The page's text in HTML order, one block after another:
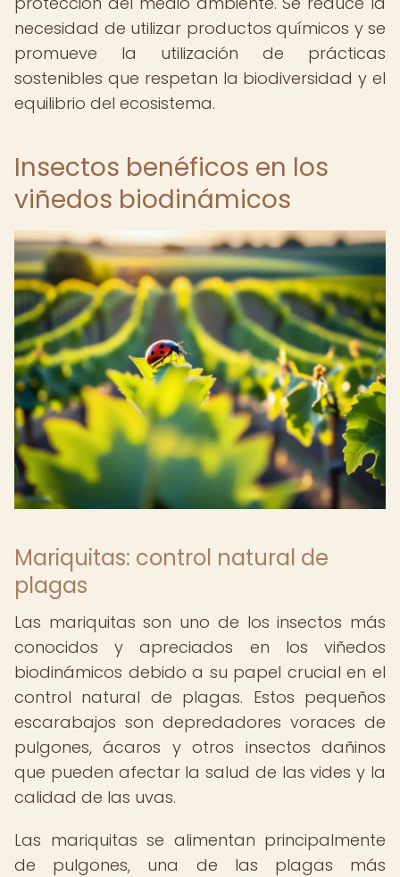
necesidad de utilizar productos químicos y se
promueve la utilización de prácticas
sostenibles que respetan la biodiversidad y el
equilibrio del ecosistema.
Insectos benéficos en los
viñedos biodinámicos
Mariquitas: control natural de
plagas
Las mariquitas son uno de los insectos más
conocidos y apreciados en los viñedos
biodinámicos debido a su papel crucial en el
control natural de plagas. Estos pequeños
escarabajos son depredadores voraces de
pulgones, ácaros y otros insectos dañinos
que pueden afectar la salud de las vides y la
calidad de las uvas.
Las mariquitas se alimentan principalmente
de pulgones, una de las plagas más